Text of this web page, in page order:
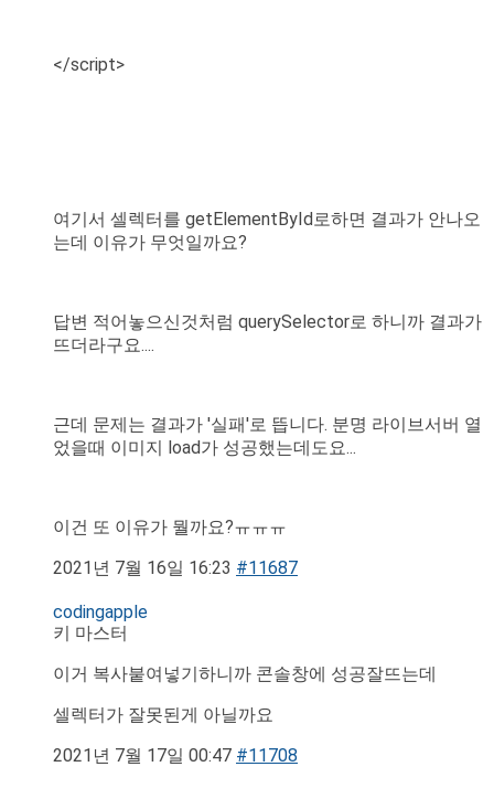
</script>
여기서 셀렉터를 getElementById로하면 결과가 안나오
는데 이유가 무엇일까요?
답변 적어놓으신것처럼 querySelector로 하니까 결과가
뜨더라구요....
근데 문제는 결과가 '실패'로 뜹니다. 분명 라이브서버 열
었을때 이미지 load가 성공했는데도요...
이건 또 이유가 뭘까요?ㅠㅠㅠ
2021년 7월 16일 16:23 #11687
codingapple
키 마스터
이거 복사붙여넣기하니까 콘솔창에 성공잘뜨는데
셀렉터가 잘못된게 아닐까요
2021년 7월 17일 00:47 #11708